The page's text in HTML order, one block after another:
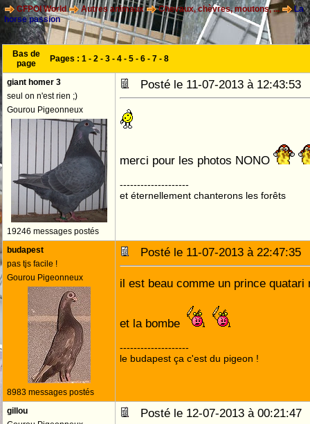
CFPOI World Autres animaux Chevaux, chèvres, moutons, ...
La
horse passion
Bas de
page
Pages : 1 - 2 - 3 - 4 - 5 - 6 - 7 - 8
giant homer 3
seul on n'est rien ;)
Gourou Pigeonneux
19246 messages postés
Posté le 11-07-2013 à
merci pour les photos NONO
--------------------
et éternellement chanterons les forêts
budapest
pas tjs facile !
Gourou Pigeonneux
8983 messages postés
Posté le 11-07-2013 à
il est beau comme un prince quatari
et la bombe
--------------------
le budapest ça c'est du pigeon !
gillou
Posté le 12-07-2013 à